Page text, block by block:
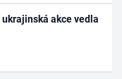
akce vedla